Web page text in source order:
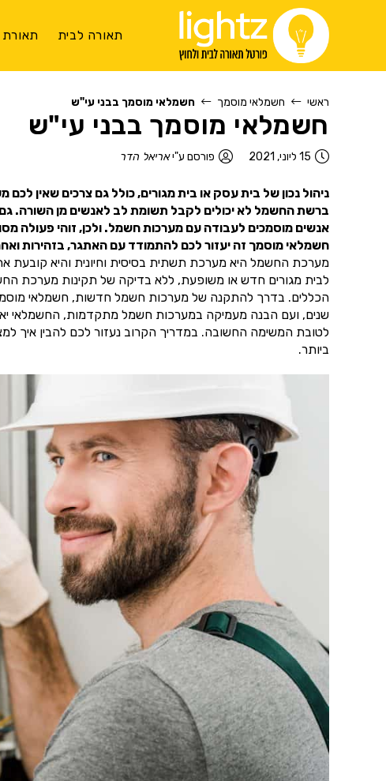
תאורה לבית תאורת
ראשי חשמלאי מוסמך חשמלאי מוסמך בבני עי"ש
חשמלאי מוסמך בבני עי"ש
15 ליוני, 2021 פורסם ע"יאריאל הדר
ניהול נכון של בית עסק או בית מגורים, כולל גם צרכים שאין
ברשת החשמל לא יכולים לקבל תשומת לב לאנשים מן השורה.
אנשים מוסמכים לעבודה עם מערכות חשמל. ולכן, זוהי פעולה
חשמלאי מוסמך זה יעזור לכם להתמודד עם האתגר, בזהירות
מערכת החשמל היא מערכת תשתית בסיסית וחיונית והיא קובעת
לבית מגורים חדש או משופעת, ללא בדיקה של תקינות מערכת
הכללים. בדרך להתקנה של מערכות חשמל חדשות, חשמלאי מוסמך
שנים, ועם הבנה מעמיקה במערכות חשמל מתקדמות, החשמלאי
לטובת המשימה החשובה. במדריך הקרוב נעזור לכם להבין איך
ביותר.